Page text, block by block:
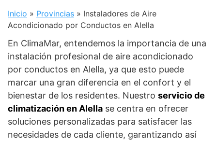
Inicio » Provincias » Instaladores de Aire
Acondicionado por Conductos en Alella
En ClimaMar, entendemos la importancia de una
instalación profesional de aire acondicionado
por conductos en Alella, ya que esto puede
marcar una gran diferencia en el confort y el
bienestar de los residentes. Nuestro servicio de
climatización en Alella se centra en ofrecer
soluciones personalizadas para satisfacer las
necesidades de cada cliente, garantizando así